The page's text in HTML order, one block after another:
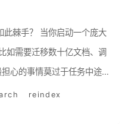
心的事情莫过于任务中途意
reindex